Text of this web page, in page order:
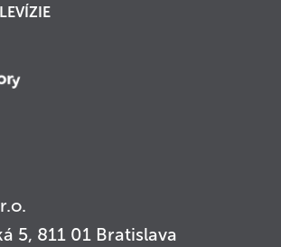
5, 811 01 Bratislava